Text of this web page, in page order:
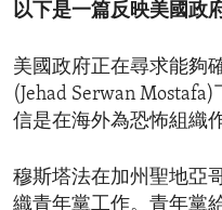
以下是一篇反映美國政
美國政府正在尋求能夠
(Jehad Serwan
信是在海外為恐怖組織
穆斯塔法在加州聖地亞
織青年黨工作。青年黨